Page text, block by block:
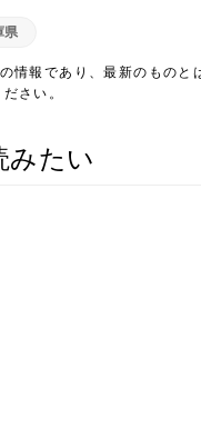
県
情報であり、最新のものと
さい。
みたい